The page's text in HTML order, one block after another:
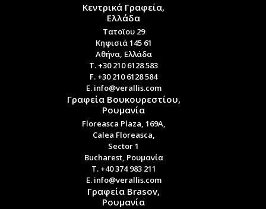
Κεντρικά Γραφεία,
Ελλάδα
Τατοϊου 29
Κηφισιά 145 61
Αθήνα, Ελλάδα
T. +30 210 6128 583
F. +30 210 6128 584
E. info@verallis.com
Γραφεία Βουκουρεστίου,
Ρουμανία
Floreasca Plaza, 169A,
Calea Floreasca,
Sector 1
Bucharest, Ρουμανία
T. +40 374 983 211
E. info@verallis.com
Γραφεία Brasov,
Ρουμανία